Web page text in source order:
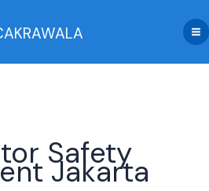
Safety
Jakarta